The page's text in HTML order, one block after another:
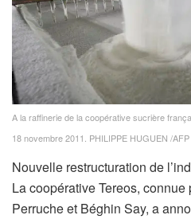
A la raffinerie de la coopérative sucrière
18 novembre 2011. PHILIPPE HUGUEN /AFP
Nouvelle restructuration de
La coopérative Tereos,
Perruche et Béghin Say, a